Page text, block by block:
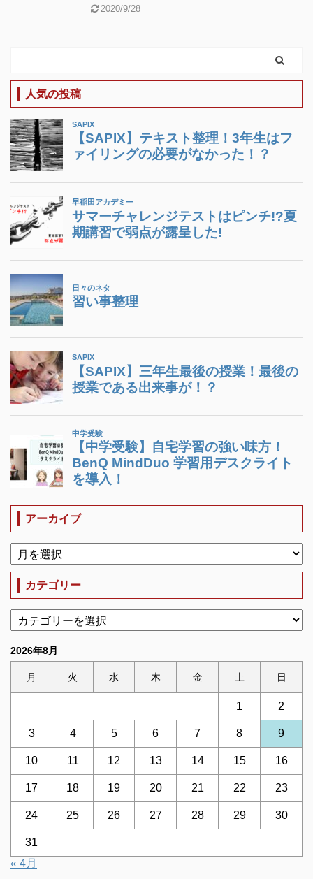
2020/9/28
人気の投稿
アーカイブ
カテゴリー
2026年8月
月 火 水 木 金 土 日
1 2
3 4 5 6 7 8 9
10 11 12 13 14 15 16
17 18 19 20 21 22 23
24 25 26 27 28 29 30
31
« 4月